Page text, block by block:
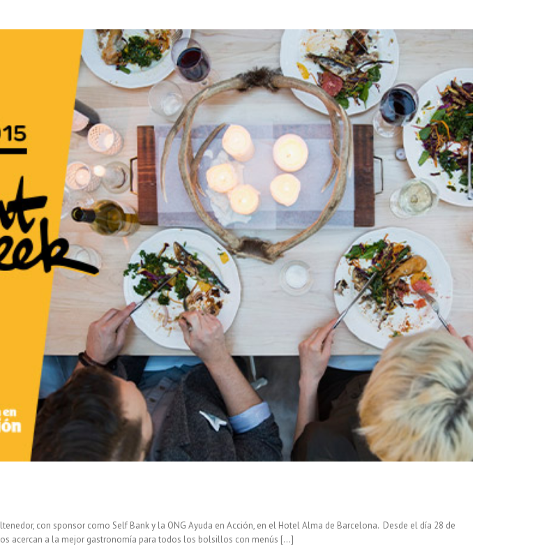
con sponsor como Self Bank y la ONG Ayuda en Acción, en el Hotel Alma de Barcelona. Desde el día 28 de
acercan a la mejor gastronomía para todos los bolsillos con menús [...]